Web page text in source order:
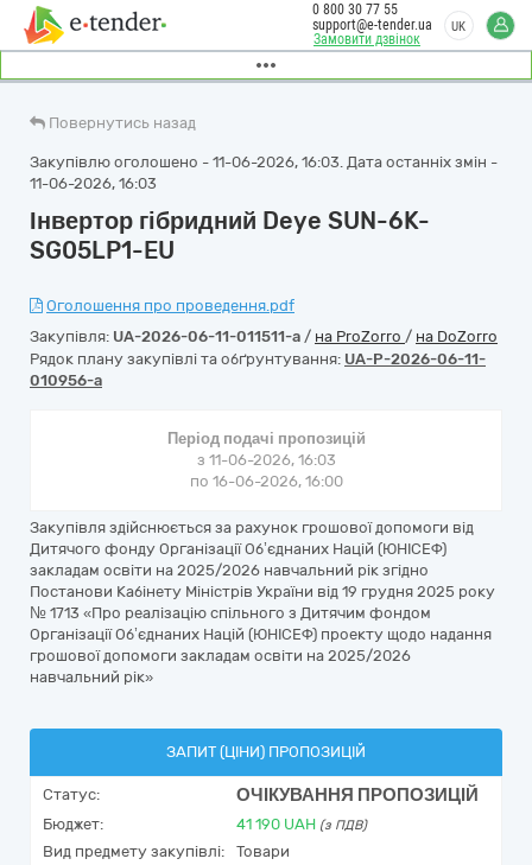
Замовити дзвінок
0 800 30 77 55
support@e-tender.ua
UK
Повернутись назад
Закупівлю оголошено - 11-06-2026, 16:03. Дата останніх змін -
11-06-2026, 16:03
Інвертор гібридний Deye SUN-6K-
SG05LP1-EU
Оголошення про проведення.pdf
Закупівля: UA-2026-06-11-011511-a / на ProZorro / на DoZorro
Рядок плану закупівлі та обґрунтування: UA-P-2026-06-11-
010956-a
Період подачі пропозицій
з 11-06-2026, 16:03
по 16-06-2026, 16:00
Закупівля здійснюється за рахунок грошової допомоги від
Дитячого фонду Організації Об’єднаних Націй (ЮНІСЕФ)
закладам освіти на 2025/2026 навчальний рік згідно
Постанови Кабінету Міністрів України від 19 грудня 2025 року
№ 1713 «Про реалізацію спільного з Дитячим фондом
Організації Об’єднаних Націй (ЮНІСЕФ) проекту щодо надання
грошової допомоги закладам освіти на 2025/2026
навчальний рік»
ЗАПИТ (ЦІНИ) ПРОПОЗИЦІЙ
Статус: ОЧІКУВАННЯ ПРОПОЗИЦІЙ
Бюджет: 41 190 UAH (з ПДВ)
Вид предмету закупівлі:
Товари